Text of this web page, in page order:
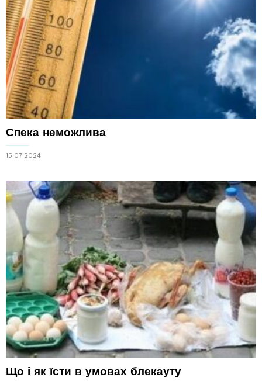
Спека неможлива
15.07.2024
Що і як їсти в умовах блекауту